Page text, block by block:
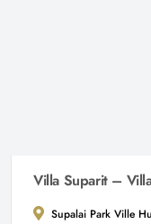
Supalai Park Ville